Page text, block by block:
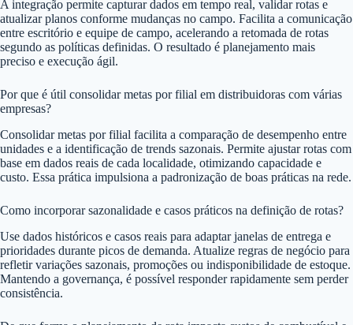
A integração permite capturar dados em tempo real, validar rotas e
atualizar planos conforme mudanças no campo. Facilita a comunicação
entre escritório e equipe de campo, acelerando a retomada de rotas
segundo as políticas definidas. O resultado é planejamento mais
preciso e execução ágil.
Por que é útil consolidar metas por filial em distribuidoras com várias
empresas?
Consolidar metas por filial facilita a comparação de desempenho entre
unidades e a identificação de trends sazonais. Permite ajustar rotas com
base em dados reais de cada localidade, otimizando capacidade e
custo. Essa prática impulsiona a padronização de boas práticas na rede.
Como incorporar sazonalidade e casos práticos na definição de rotas?
Use dados históricos e casos reais para adaptar janelas de entrega e
prioridades durante picos de demanda. Atualize regras de negócio para
refletir variações sazonais, promoções ou indisponibilidade de estoque.
Mantendo a governança, é possível responder rapidamente sem perder
consistência.